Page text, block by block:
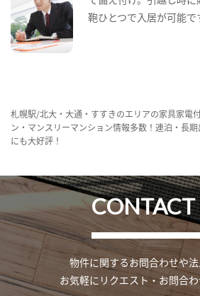
鞄ひとつで入居が可能で
札幌駅/北大・大通・すすきのエリアの家具家電
ン・マンスリーマンション情報多数！連泊・長
にも大好評！
CONTACT
物件に関するお問合わせや法
お気軽にリクエスト・お問合